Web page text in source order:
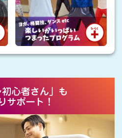
初心者さん」も
サポート！